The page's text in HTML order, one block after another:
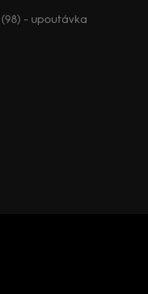
- upoutávka